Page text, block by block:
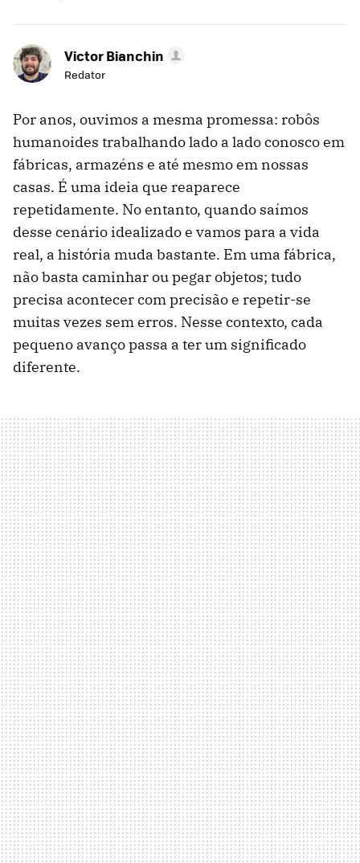
Victor Bianchin
Redator
Por anos, ouvimos a mesma promessa: robôs
humanoides trabalhando lado a lado conosco em
fábricas, armazéns e até mesmo em nossas
casas. É uma ideia que reaparece
repetidamente. No entanto, quando saímos
desse cenário idealizado e vamos para a vida
real, a história muda bastante. Em uma fábrica,
não basta caminhar ou pegar objetos; tudo
precisa acontecer com precisão e repetir-se
muitas vezes sem erros. Nesse contexto, cada
pequeno avanço passa a ter um significado
diferente.